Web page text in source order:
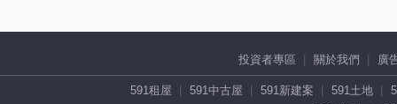
投資者專區 關於我們 廣
591租屋 591中古屋 591新建案 591土地